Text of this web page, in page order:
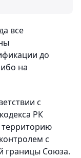
все
до
на
с
РК
с
границы Союза.